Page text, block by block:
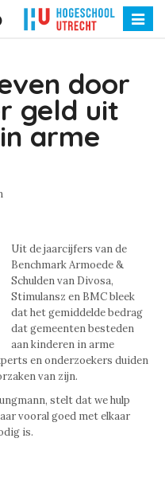
Toggle
door
geld uit
arme
Uit de jaarcijfers van de
Benchmark Armoede &
Schulden van Divosa,
Stimulansz en BMC bleek
dat het gemiddelde bedrag
dat gemeenten besteden
aan kinderen in arme
en onderzoekers duiden
van zijn.
stelt dat we hulp
vooral goed met elkaar
is.